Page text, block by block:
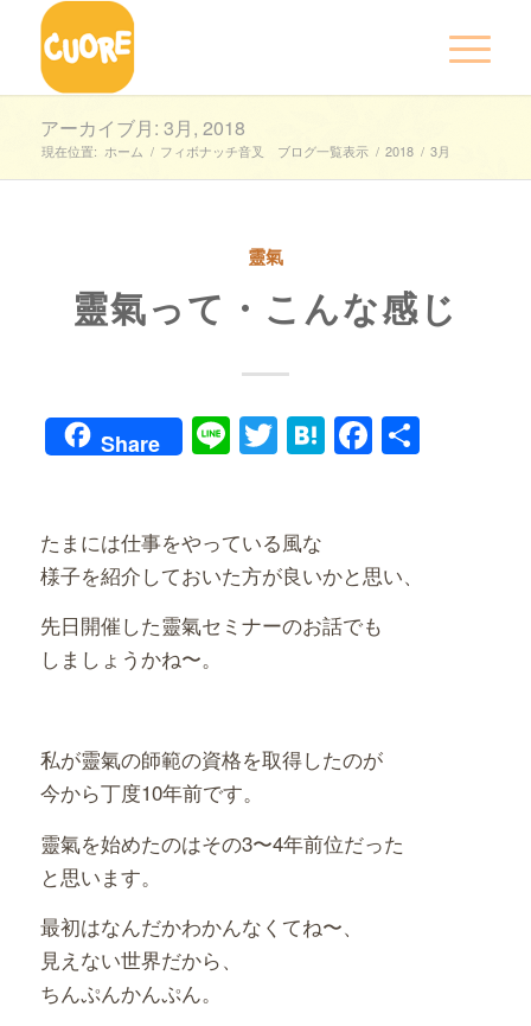
アーカイブ月: 3月, 2018
現在位置: ホーム / フィボナッチ音叉 ブログ一覧表示 / 2018 / 3月
靈氣
靈氣って・こんな感じ
Share LineTwitter
Hatena共
たまには仕事をやっている風な
様子を紹介しておいた方が良いかと思い、
先日開催した靈氣セミナーのお話でも
しましょうかね〜。
私が靈氣の師範の資格を取得したのが
今から丁度10年前です。
靈氣を始めたのはその3〜4年前位だった
と思います。
最初はなんだかわかんなくてね〜、
見えない世界だから、
ちんぷんかんぷん。